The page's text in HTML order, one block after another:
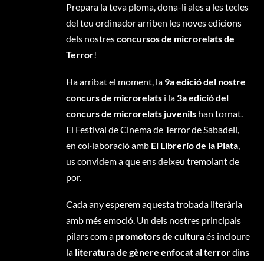
Prepara la teva ploma, dona-li ales a les tecles
del teu ordinador arriben les noves edicions
dels nostresconcursos de microrelats de
Terror!
Ha arribat el moment, la 9a edició del nostre
concurs de microrelats i la3a edició del
concurs de microrelats juvenils han tornat.
El Festival de Cinema de Terror de Sabadell,
en col·laboració amb El Librerío de la Plata,
us convidem a que ens deixeu tremolant de
por.
Cada any esperem aquesta trobada literària
amb més emoció. Un dels nostres principals
pilars com a promotors de culturaés incloure
la literatura de gènere enfocat al terrordins